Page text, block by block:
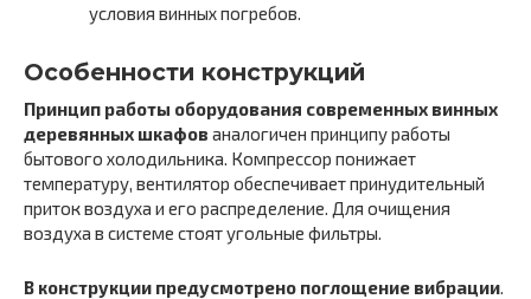
условия винных погребов.
Особенности конструкций
Принцип работы оборудования современных винных
деревянных шкафов аналогичен принципу работы
бытового холодильника. Компрессор понижает
температуру, вентилятор обеспечивает принудительный
приток воздуха и его распределение. Для очищения
воздуха в системе стоят угольные фильтры.
В конструкции предусмотрено поглощение вибрации.